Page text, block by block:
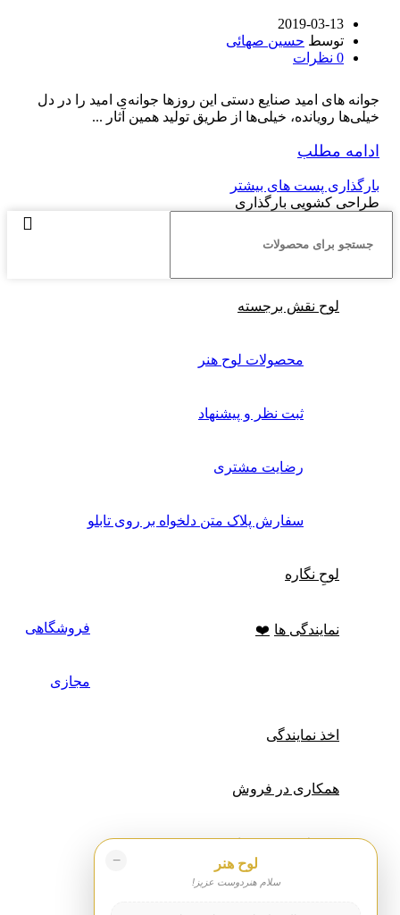
2019-03-13
توسط حسین صهائی
0 نظرات
جوانه های امید صنایع دستی این روزها جوانه‌ی امید را در دل
خیلی‌ها رویانده، خیلی‌ها از طریق تولید همین آثار ...
ادامه مطلب
بارگذاری پست های بیشتر
طراحی کشویی بارگذاری
لوح نقش برجسته
محصولات لوح هنر
ثبت نظر و پیشنهاد
رضایت مشتری
سفارش پلاک متن دلخواه بر روی تابلو
لوحِ نگاره
نمایندگی ها ❤️ فروشگاهی
مجازی
اخذ نمایندگی
همکاری در فروش
علاقه مندی ها
− لوح هنر
سلام هنردوست عزیز!